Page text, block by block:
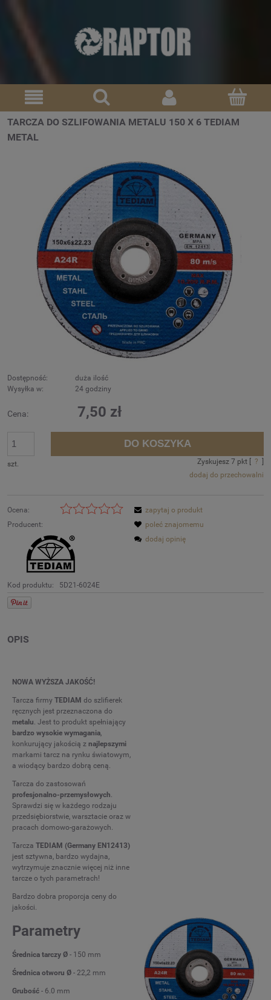
TARCZA DO SZLIFOWANIA METALU 150 X 6 TEDIAM
METAL
Dostępność:
duża ilość
Wysyłka w:
24 godziny
Cena: 7,50 zł
szt.
DO KOSZYKA
Zyskujesz 7 pkt [ ? ]
dodaj do przechowalni
Ocena:
Producent:
Kod produktu: 5D21-6024E
zapytaj o produkt
poleć znajomemu
dodaj opinię
OPIS
NOWA WYŻSZA JAKOŚĆ!
Tarcza firmy TEDIAM do szlifierek
ręcznych jest przeznaczona do
metalu. Jest to produkt spełniający
bardzo wysokie wymagania,
konkurujący jakością z najlepszymi
markami tarcz na rynku światowym,
a wiodący bardzo dobrą ceną.
Tarcza do zastosowań
profesjonalno-przemysłowych.
Sprawdzi się w każdego rodzaju
przedsiębiorstwie, warsztacie oraz w
pracach domowo-garażowych.
Tarcza TEDIAM (Germany EN12413)
jest sztywna, bardzo wydajna,
wytrzymuje znacznie więcej niż inne
tarcze o tych parametrach!
Bardzo dobra proporcja ceny do
jakości.
Parametry
Średnica tarczy Ø - 150 mm
Średnica otworu Ø - 22,2 mm
Grubość - 6.0 mm